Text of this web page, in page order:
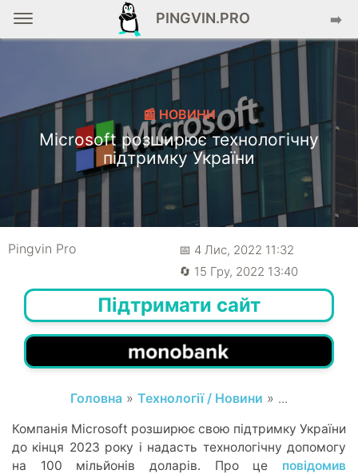
PINGVIN.PRO ➡️
📰 НОВИНИ
Microsoft розширює технологічну
підтримку України
Pingvin Pro
📅 4 Лис, 2022 11:32
🔄 15 Гру, 2022 13:40
Підтримати сайт
Головна » Технології / Новини » ...
Компанія Microsoft розширює свою підтримку України
до кінця 2023 року і надасть технологічну допомогу
на 100 мільйонів доларів. Про це повідомив